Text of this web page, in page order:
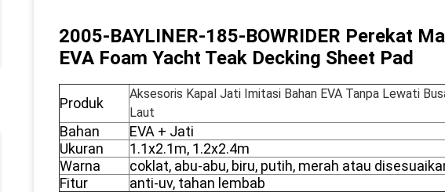
2005-BAYLINER-185-BOWRIDER Perekat
EVA Foam Yacht Teak Decking Sheet Pad
Produk
Aksesoris Kapal Jati Imitasi Bahan EVA Tanpa Lewati
Laut
Bahan
EVA + Jati
Ukuran
1.1x2.1m, 1.2x2.4m
Warna
coklat, abu-abu, biru, putih, merah atau
Fitur
anti-uv, tahan lembab